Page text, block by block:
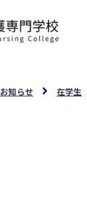
お知らせ 在学生